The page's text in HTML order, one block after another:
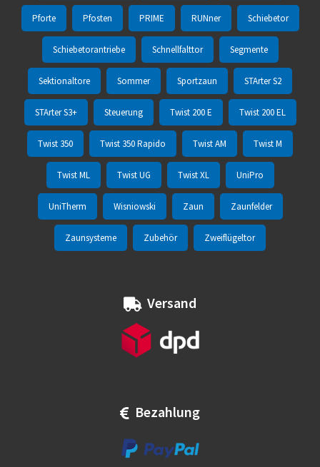
Pforte Pfosten PRIME RUNner Schiebetor
Schiebetorantriebe Schnellfalttor Segmente
Sektionaltore Sommer Sportzaun STArter S2
STArter S3+ Steuerung Twist 200 E Twist 200 EL
Twist 350 Twist 350 Rapido Twist AM Twist M
Twist ML Twist UG Twist XL UniPro
UniTherm Wisniowski Zaun Zaunfelder
Zaunsysteme Zubehör Zweiflügeltor
Versand
Bezahlung